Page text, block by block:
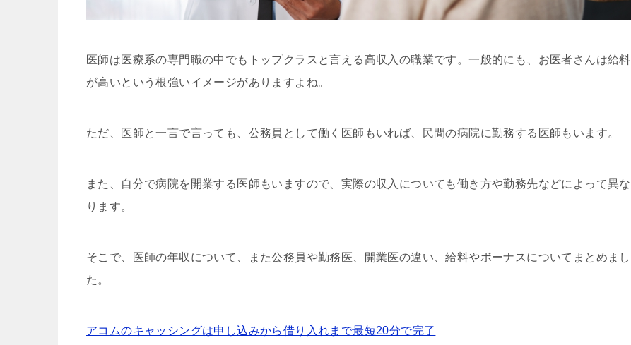
医師は医療系の専門職の中でもトップクラスと言える高収入の職業です。一般的にも、お医者さんは給料
が高いという根強いイメージがありますよね。
ただ、医師と一言で言っても、公務員として働く医師もいれば、民間の病院に勤務する医師もいます。
また、自分で病院を開業する医師もいますので、実際の収入についても働き方や勤務先などによって異な
ります。
そこで、医師の年収について、また公務員や勤務医、開業医の違い、給料やボーナスについてまとめまし
た。
アコムのキャッシングは申し込みから借り入れまで最短20分で完了